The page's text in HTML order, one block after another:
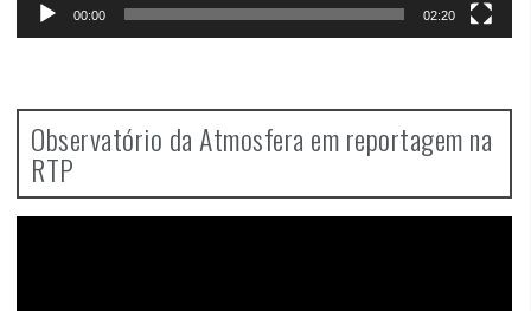
00:00 02:20
Observatório da Atmosfera em reportagem na
RTP